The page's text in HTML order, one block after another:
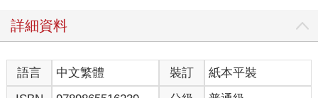
詳細資料
語言 中文繁體 裝訂
紙本平裝